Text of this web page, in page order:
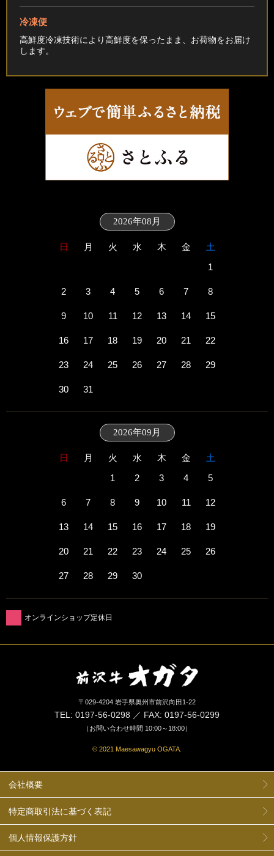
冷凍便
高鮮度冷凍技術により高鮮度を保ったまま、お荷物をお届け
します。
2026年08月
日 月 火 水 木 金
土
1
2 3 4 5 6 7 8
9 10 11 12 13 14 15
16 17 18 19 20 21 22
23 24 25 26 27 28 29
30 31
2026年09月
日 月 火 水 木 金
土
1
2 3 4 5
6 7 8 9 10 11 12
13 14 15 16 17 18 19
20 21 22 23 24 25 26
27 28 29 30
オンラインショップ定休日
〒029-4204 岩手県奥州市前沢向田1-22
TEL: 0197-56-0298 ／ FAX: 0197-56-0299
（お問い合わせ時間 10:00～18:00）
© 2021 Maesawagyu OGATA.
会社概要
特定商取引法に基づく表記
個人情報保護方針